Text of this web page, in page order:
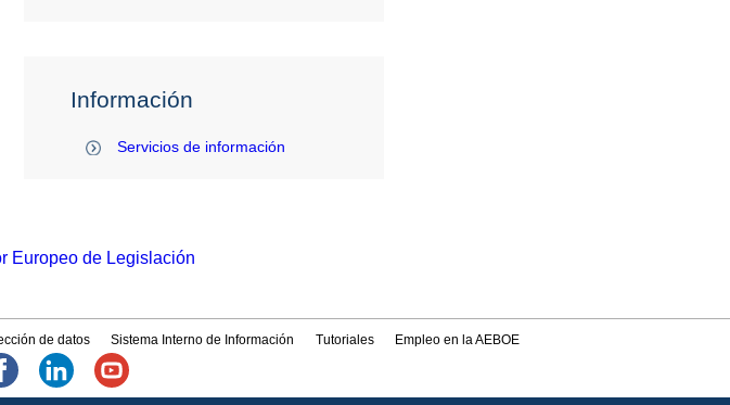
Información
Servicios de información
Europeo de Legislación
de datos Sistema Interno de Información Tutoriales Empleo en la AEBOE